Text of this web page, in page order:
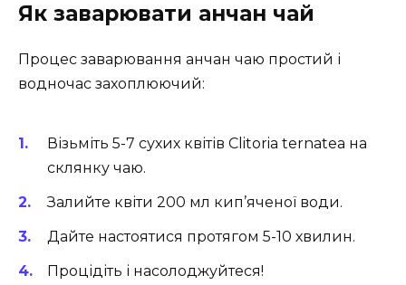
Як заварювати анчан чай
Процес заварювання анчан чаю простий і
водночас захоплюючий:
Візьміть 5-7 сухих квітів Clitoria ternatea на
склянку чаю.
Залийте квіти 200 мл кип’яченої води.
Дайте настоятися протягом 5-10 хвилин.
Процідіть і насолоджуйтеся!